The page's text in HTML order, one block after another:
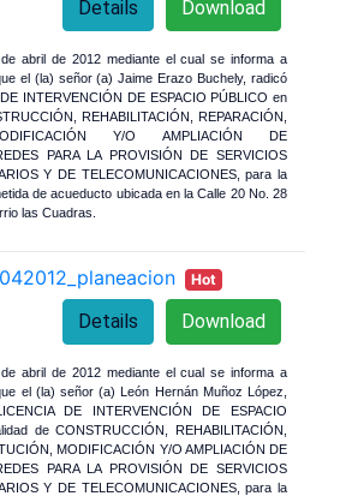
Download
Details
abril de 2012 mediante el cual se informa a
el (la) señor (a) Jaime Erazo Buchely, radicó
INTERVENCIÓN DE ESPACIO PÚBLICO en
REHABILITACIÓN, REPARACIÓN,
Y/O AMPLIACIÓN DE
PARA LA PROVISIÓN DE SERVICIOS
Y DE TELECOMUNICACIONES, para la
de acueducto ubicada en la Calle 20 No. 28
las Cuadras.
Hot
Download
Details
abril de 2012 mediante el cual se informa a
el (la) señor (a) León Hernán Muñoz López,
DE INTERVENCIÓN DE ESPACIO
de CONSTRUCCIÓN, REHABILITACIÓN,
MODIFICACIÓN Y/O AMPLIACIÓN DE
PARA LA PROVISIÓN DE SERVICIOS
Y DE TELECOMUNICACIONES, para la